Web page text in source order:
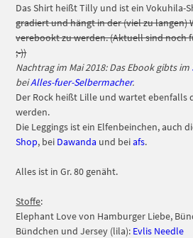
Das Shirt heißt Tilly und ist ein Vokuhila-
gradiert und hängt in der (viel zu langen)
verebookt zu werden. (Aktuell sind noch
;-))
Nachtrag im Mai 2018: Das Ebook gibts im
beiAlles-fuer-Selbermacher.
Der Rock heißt Lille und wartet ebenfalls
werden.
Die Leggings ist ein Elfenbeinchen, auch
Shop, bei Dawanda und beiafs.
Alles ist in Gr. 80 genäht.
Stoffe:
Elephant Love von Hamburger Liebe,
Bündchen und Jersey (lila): Evlis Needle